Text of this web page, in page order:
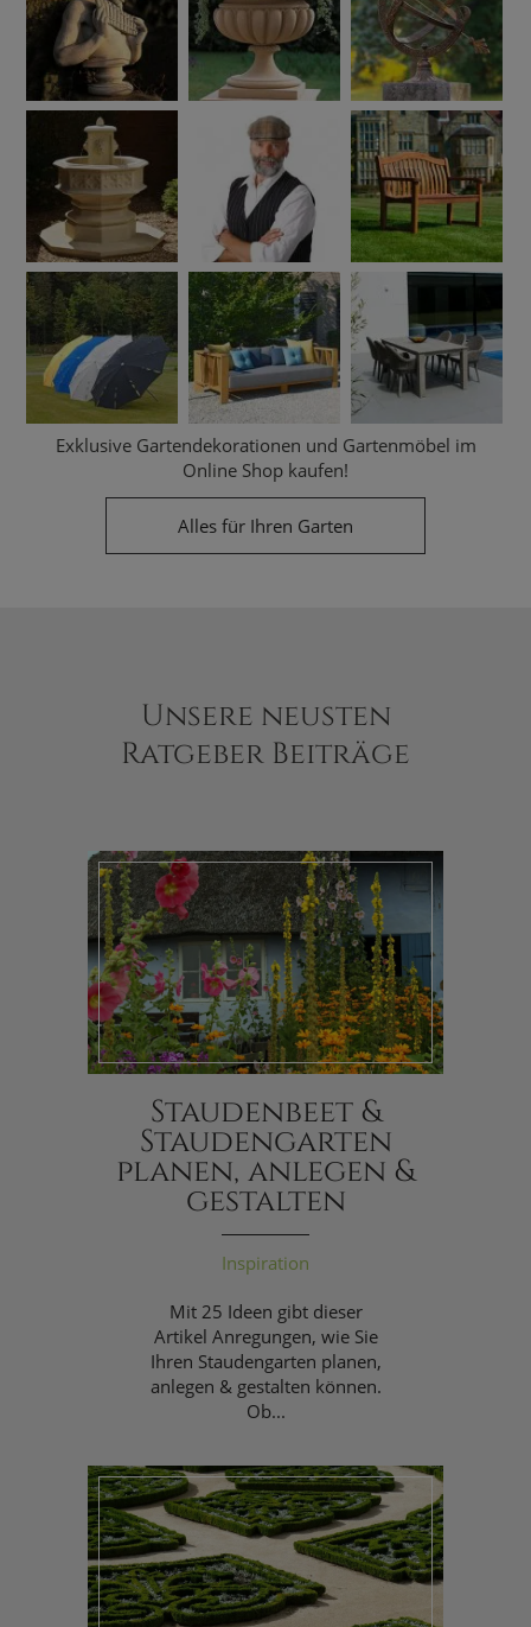
Exklusive Gartendekorationen und Gartenmöbel im
Online Shop kaufen!
Alles für Ihren Garten
Unsere neusten
Ratgeber Beiträge
Staudenbeet &
Staudengarten
planen, anlegen &
gestalten
Inspiration
Mit 25 Ideen gibt dieser
Artikel Anregungen, wie Sie
Ihren Staudengarten planen,
anlegen & gestalten können.
Ob...